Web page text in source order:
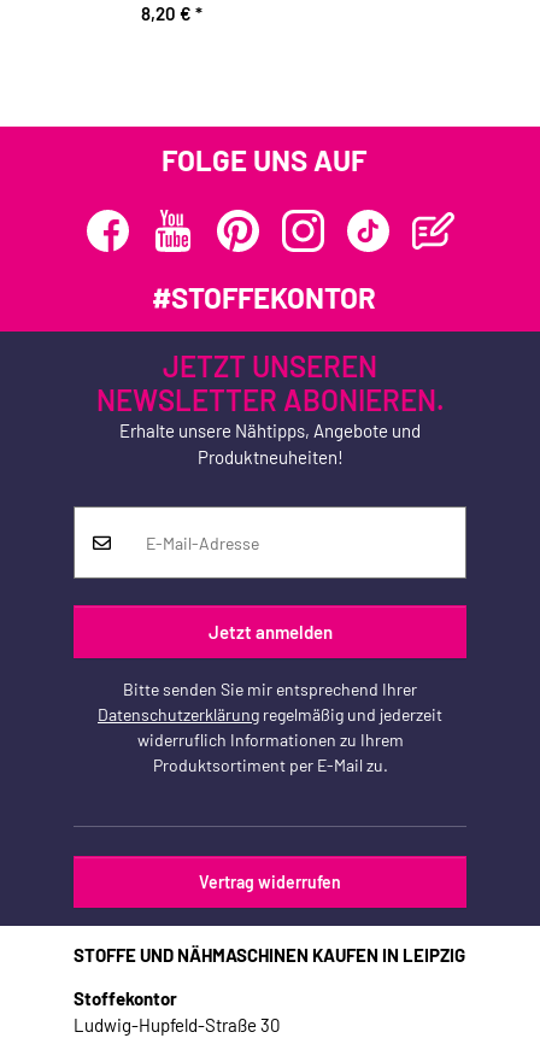
8,20 € *
FOLGE UNS AUF
#STOFFEKONTOR
JETZT UNSEREN
NEWSLETTER ABONIEREN.
Erhalte unsere Nähtipps, Angebote und
Produktneuheiten!
Jetzt anmelden
Bitte senden Sie mir entsprechend Ihrer
Datenschutzerklärung regelmäßig und jederzeit
widerruflich Informationen zu Ihrem
Produktsortiment per E-Mail zu.
Vertrag widerrufen
STOFFE UND NÄHMASCHINEN KAUFEN IN LEIPZIG
Stoffekontor
Ludwig-Hupfeld-Straße 30